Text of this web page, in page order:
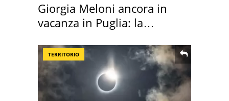
Giorgia Meloni ancora in
vacanza in Puglia: la
TERRITORIO